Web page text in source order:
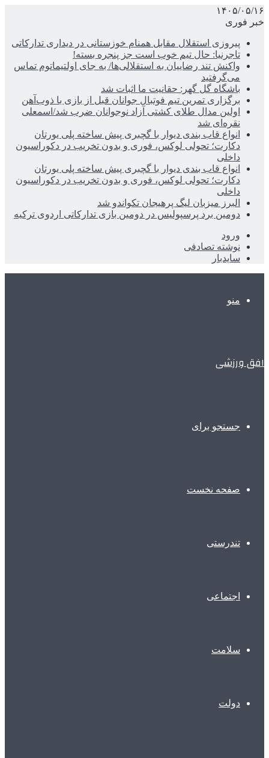
۱۴۰۵/۰۵/۱۶
خبر فوری
پیروزی استقلال مقابل همنام خوزستانی در دیداری تدارکاتی
تاجرنیا: حال تیم خوب است جز پنجره بسته!
واکنش تند رضاییان به استقلالی‌ها/ به جای اولتیماتوم تماس
می‌گرفتید
باشگاه گل گهر: حقانیت ما اثبات شد
برگزاری تمرین تیم فوتبال جوانان قبل از بازی با ذوب‌آهن
اولین مدال طلای کشتی آزاد نوجوانان ضرب شد/اسمعلی
نقره‌ای شد
انواع قاب بندی دیوار با گچبری پیش ساخته پلی یورتان
دکارت؛ تحولی لوکس، فوری و بدون تخریب در دکوراسیون
داخلی
انواع قاب بندی دیوار با گچبری پیش ساخته پلی یورتان
دکارت؛ تحولی لوکس، فوری و بدون تخریب در دکوراسیون
داخلی
البرز میزبان لیگ پرهیجان تکواندو شد
دومین برد پرسپولیس در دومین بازی تدارکاتی اردوی ترکیه
ورود
نوشته تصادفی
سایدبار
منو
افق ورزشی
جستجو برای
صفحه نخست
تندرستی
اجتماعی
سلامت
دولت